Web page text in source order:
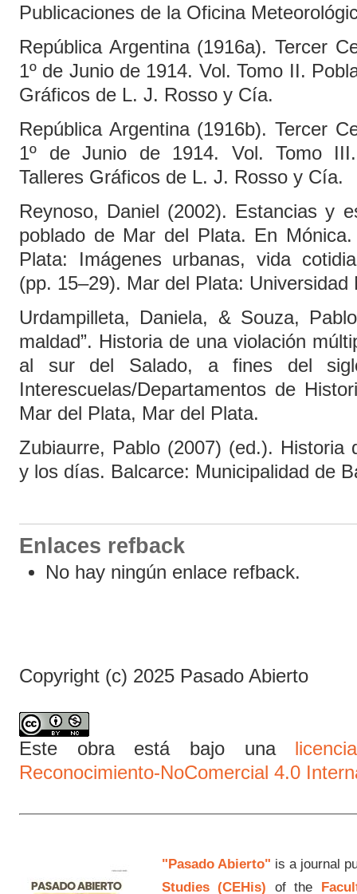
Publicaciones de la Oficina
República Argentina (1916a). Tercer
1º de Junio de 1914. Vol. Tomo II.
Gráficos de L. J. Rosso y Cía.
República Argentina (1916b). Tercer
1º de Junio de 1914. Vol. Tomo
Talleres Gráficos de L. J. Rosso y Cía.
Reynoso, Daniel (2002). Estancias y
poblado de Mar del Plata. En
Plata: Imágenes urbanas, vida
(pp. 15–29). Mar del Plata:
Urdampilleta, Daniela, & Souza,
maldad”. Historia de una violación
al sur del Salado, a fines del
Interescuelas/Departamentos de
Mar del Plata, Mar del Plata.
Zubiaurre, Pablo (2007) (ed.). Historia
y los días. Balcarce: Municipalidad de
Enlaces refback
No hay ningún enlace refback.
Copyright (c) 2025 Pasado Abierto
Este obra está bajo una
Reconocimiento-NoComercial 4.0
"Pasado Abierto" is a journal
Studies (CEHis) of the